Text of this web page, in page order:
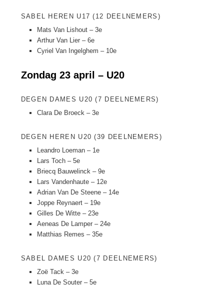
SABEL HEREN U17 (12 DEELNEMERS)
Mats Van Lishout – 3e
Arthur Van Lier – 6e
Cyriel Van Ingelghem – 10e
Zondag 23 april – U20
DEGEN DAMES U20 (7 DEELNEMERS)
Clara De Broeck – 3e
DEGEN HEREN U20 (39 DEELNEMERS)
Leandro Loeman – 1e
Lars Toch – 5e
Briecq Bauwelinck – 9e
Lars Vandenhaute – 12e
Adrian Van De Steene – 14e
Joppe Reynaert – 19e
Gilles De Witte – 23e
Aeneas De Lamper – 24e
Matthias Remes – 35e
SABEL DAMES U20 (7 DEELNEMERS)
Zoë Tack – 3e
Luna De Souter – 5e